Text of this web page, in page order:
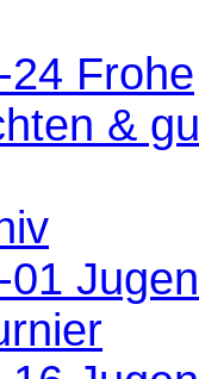
Frohe
&
01